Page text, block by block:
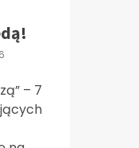
6
– 7